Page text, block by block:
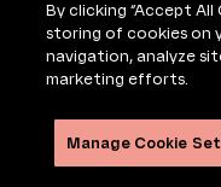
By clicking “Accept
storing of cookies on
navigation, analyze
marketing efforts.
Manage Cookie